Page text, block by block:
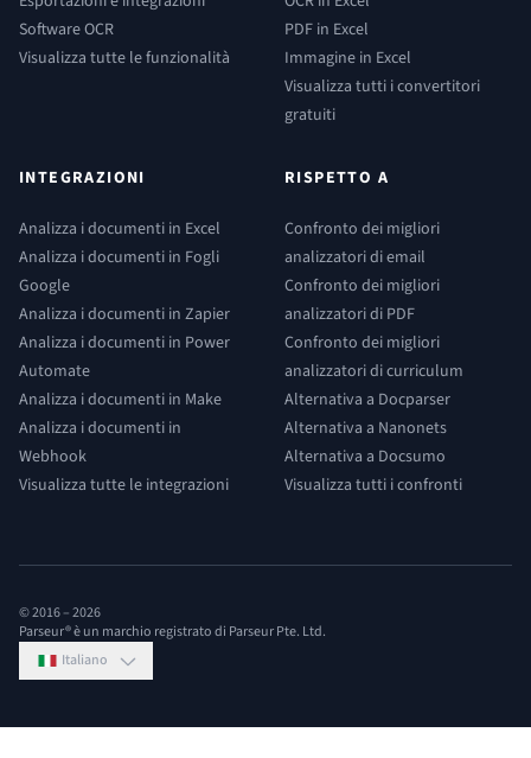
Software OCR
Visualizza tutte le funzionalità
PDF in Excel
Immagine in Excel
Visualizza tutti i convertitori
gratuiti
INTEGRAZIONI
Analizza i documenti in Excel
Analizza i documenti in Fogli
Google
Analizza i documenti in Zapier
Analizza i documenti in Power
Automate
Analizza i documenti in Make
Analizza i documenti in
Webhook
Visualizza tutte le integrazioni
RISPETTO A
Confronto dei migliori
analizzatori di email
Confronto dei migliori
analizzatori di PDF
Confronto dei migliori
analizzatori di curriculum
Alternativa a Docparser
Alternativa a Nanonets
Alternativa a Docsumo
Visualizza tutti i confronti
© 2016 –2026
Parseur® è un marchio registrato di Parseur Pte. Ltd.
Italiano